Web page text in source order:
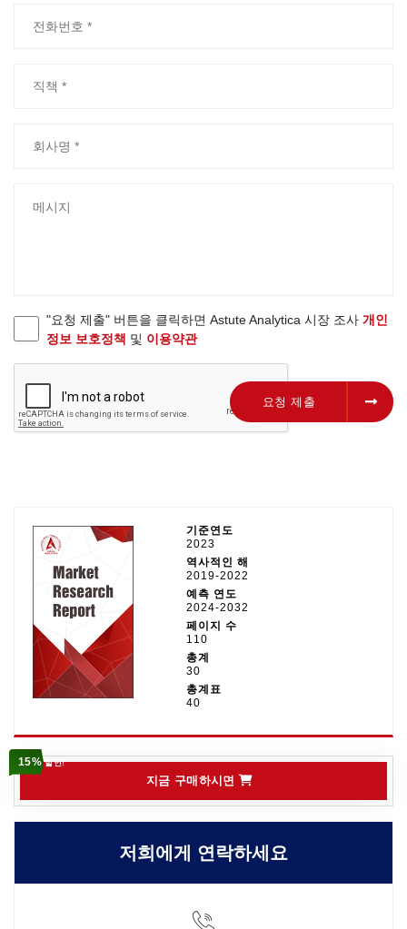
"요청 제출" 버튼을 클릭하면 Astute Analytica 시장 조사개인
정보 보호정책 및 이용약관
요청 제출 요청 제출
기준연도
2023
역사적인 해
2019-2022
예측 연도
2024-2032
페이지 수
110
총계
30
총계표
40
지금 구매하시면
15%할인!
저희에게 연락하세요